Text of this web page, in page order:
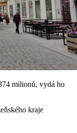
milionů, vydá ho
kraje